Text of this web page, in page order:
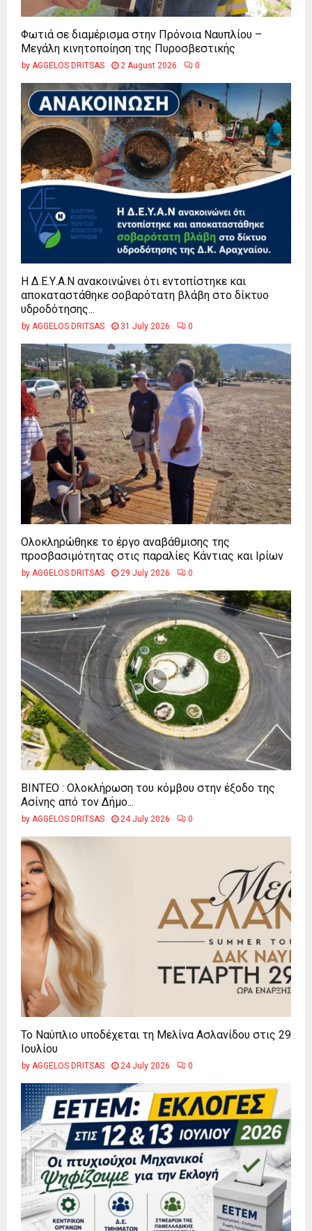
Φωτιά σε διαμέρισμα στην Πρόνοια Ναυπλίου –
Μεγάλη κινητοποίηση της Πυροσβεστικής
by AGGELOS DRITSAS 2 August 2026 0
Η Δ.Ε.Υ.Α.Ν ανακοινώνει ότι εντοπίστηκε και
αποκαταστάθηκε σοβαρότατη βλάβη στο δίκτυο
υδροδότησης...
by AGGELOS DRITSAS 31 July 2026 0
Ολοκληρώθηκε το έργο αναβάθμισης της
προσβασιμότητας στις παραλίες Κάντιας και Ιρίων
by AGGELOS DRITSAS 29 July 2026 0
ΒΙΝΤΕΟ : Ολοκλήρωση του κόμβου στην έξοδο της
Ασίνης από τον Δήμο...
by AGGELOS DRITSAS 24 July 2026 0
Το Ναύπλιο υποδέχεται τη Μελίνα Ασλανίδου στις 29
Ιουλίου
by AGGELOS DRITSAS 24 July 2026 0